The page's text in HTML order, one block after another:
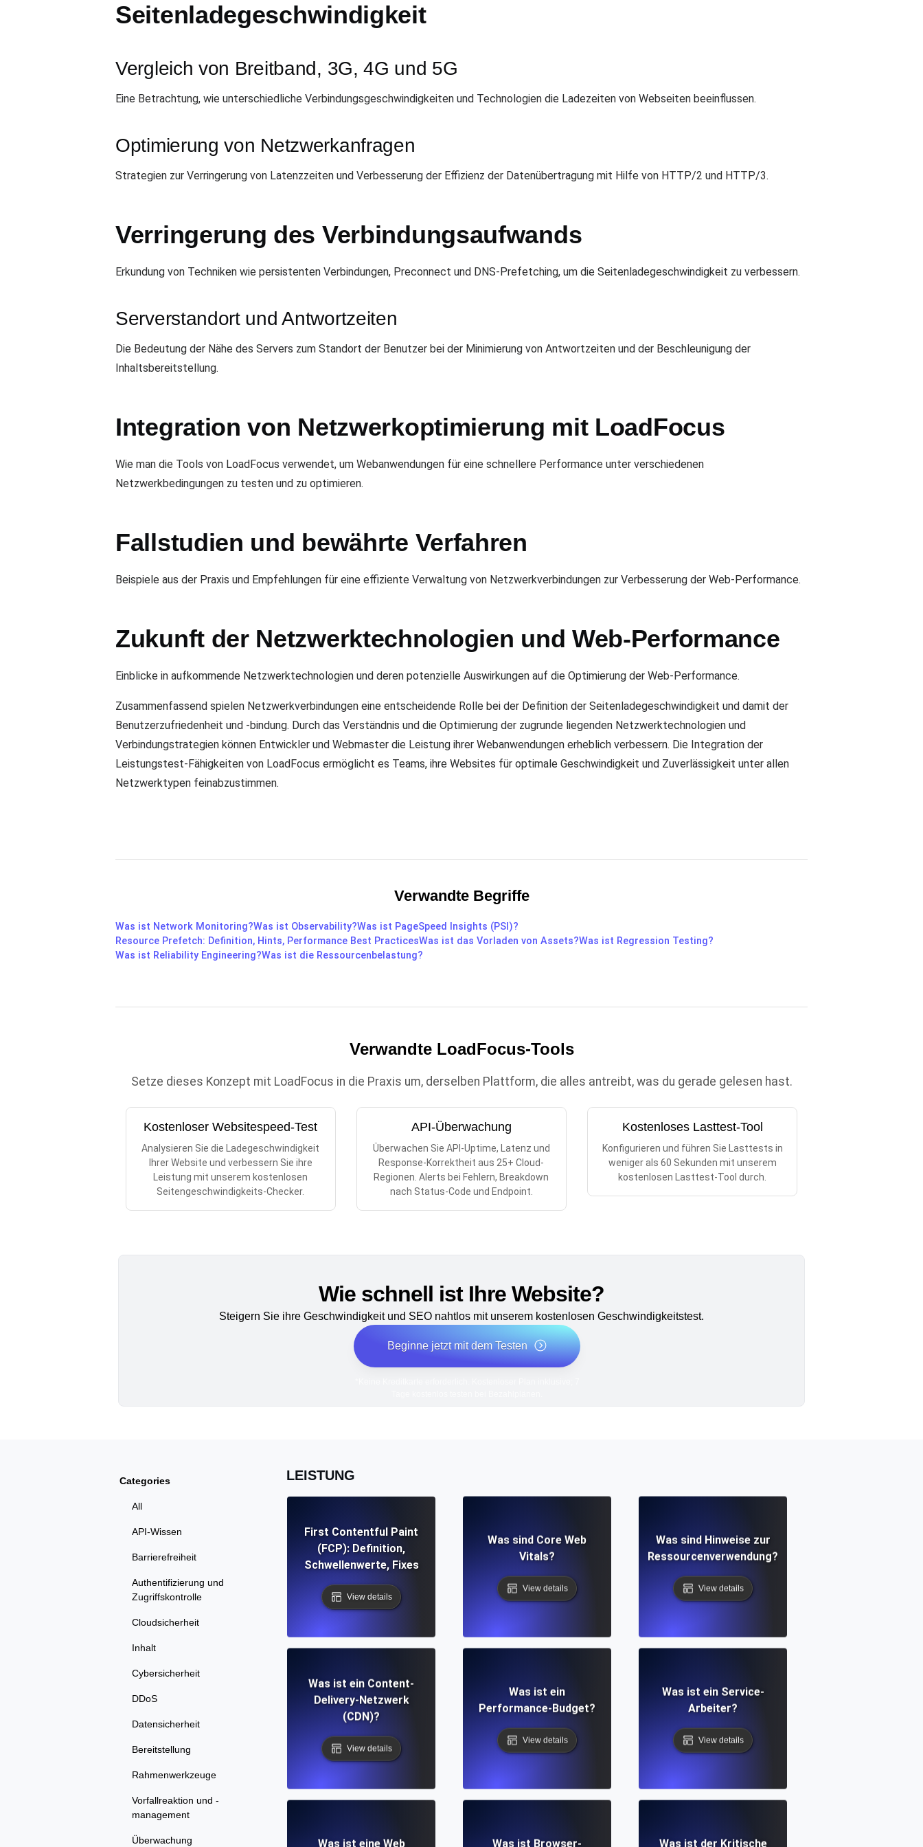
Seitenladegeschwindigkeit
Vergleich von Breitband, 3G, 4G und 5G
Eine Betrachtung, wie unterschiedliche Verbindungsgeschwindigkeiten und Technologien die Ladezeiten von Webseiten beeinflussen.
Optimierung von Netzwerkanfragen
Strategien zur Verringerung von Latenzzeiten und Verbesserung der Effizienz der Datenübertragung mit Hilfe von HTTP/2 und HTTP/3.
Verringerung des Verbindungsaufwands
Erkundung von Techniken wie persistenten Verbindungen, Preconnect und DNS-Prefetching, um die Seitenladegeschwindigkeit zu verbessern.
Serverstandort und Antwortzeiten
Die Bedeutung der Nähe des Servers zum Standort der Benutzer bei der Minimierung von Antwortzeiten und der Beschleunigung der
Inhaltsbereitstellung.
Integration von Netzwerkoptimierung mit LoadFocus
Wie man die Tools von LoadFocus verwendet, um Webanwendungen für eine schnellere Performance unter verschiedenen
Netzwerkbedingungen zu testen und zu optimieren.
Fallstudien und bewährte Verfahren
Beispiele aus der Praxis und Empfehlungen für eine effiziente Verwaltung von Netzwerkverbindungen zur Verbesserung der Web-Performance.
Zukunft der Netzwerktechnologien und Web-Performance
Einblicke in aufkommende Netzwerktechnologien und deren potenzielle Auswirkungen auf die Optimierung der Web-Performance.
Zusammenfassend spielen Netzwerkverbindungen eine entscheidende Rolle bei der Definition der Seitenladegeschwindigkeit und damit der
Benutzerzufriedenheit und -bindung. Durch das Verständnis und die Optimierung der zugrunde liegenden Netzwerktechnologien und
Verbindungstrategien können Entwickler und Webmaster die Leistung ihrer Webanwendungen erheblich verbessern. Die Integration der
Leistungstest-Fähigkeiten von LoadFocus ermöglicht es Teams, ihre Websites für optimale Geschwindigkeit und Zuverlässigkeit unter allen
Netzwerktypen feinabzustimmen.
Verwandte Begriffe
Was ist Network Monitoring?Was ist Observability?Was ist PageSpeed Insights (PSI)?
Resource Prefetch: Definition, Hints, Performance Best PracticesWas ist das Vorladen von Assets?Was ist Regression Testing?
Was ist Reliability Engineering?Was ist die Ressourcenbelastung?
Verwandte LoadFocus-Tools
Setze dieses Konzept mit LoadFocus in die Praxis um, derselben Plattform, die alles antreibt, was du gerade gelesen hast.
Kostenloser Websitespeed-Test
Analysieren Sie die Ladegeschwindigkeit
Ihrer Website und verbessern Sie ihre
Leistung mit unserem kostenlosen
Seitengeschwindigkeits-Checker.
API-Überwachung
Überwachen Sie API-Uptime, Latenz und
Response-Korrektheit aus 25+ Cloud-
Regionen. Alerts bei Fehlern, Breakdown
nach Status-Code und Endpoint.
Kostenloses Lasttest-Tool
Konfigurieren und führen Sie Lasttests in
weniger als 60 Sekunden mit unserem
kostenlosen Lasttest-Tool durch.
Wie schnell ist Ihre Website?
Steigern Sie ihre Geschwindigkeit und SEO nahtlos mit unserem kostenlosen Geschwindigkeitstest.
Beginne jetzt mit dem Testen
Categories
All
API-Wissen
Barrierefreiheit
Authentifizierung und
Zugriffskontrolle
Cloudsicherheit
Inhalt
Cybersicherheit
DDoS
Datensicherheit
Bereitstellung
Rahmenwerkzeuge
Vorfallreaktion und -
management
Überwachung
LEISTUNG
First Contentful Paint
(FCP): Definition,
Schwellenwerte, Fixes
View details
Was sind Core Web
Vitals?
View details
Was sind Hinweise zur
Ressourcenverwendung?
View details
Was ist ein Content-
Delivery-Netzwerk
(CDN)?
View details
Was ist ein
Performance-Budget?
View details
Was ist ein Service-
Arbeiter?
View details
Was ist eine Web Was ist Browser- Was ist der Kritische